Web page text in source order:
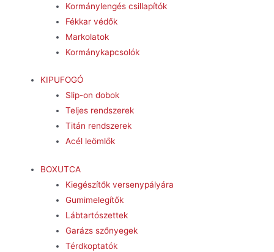
Kormánylengés csillapítók
Fékkar védők
Markolatok
Kormánykapcsolók
KIPUFOGÓ
Slip-on dobok
Teljes rendszerek
Titán rendszerek
Acél leömlők
BOXUTCA
Kiegészítők versenypályára
Gumimelegítők
Lábtartószettek
Garázs szőnyegek
Térdkoptatók